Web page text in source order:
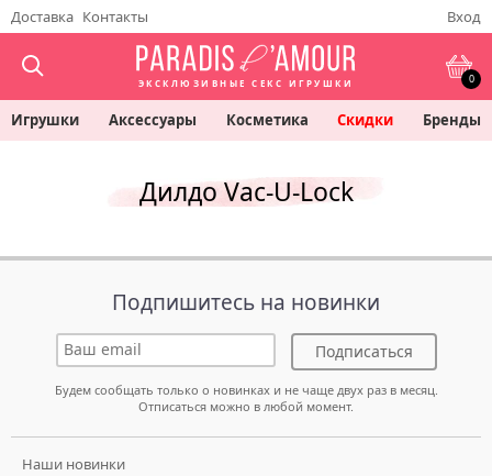
Доставка Контакты Вход
ЭКСКЛЮЗИВНЫЕ СЕКС ИГРУШКИ 0
Игрушки Аксессуары Косметика Скидки Бренды
Дилдо Vac-U-Lock
Подпишитесь на новинки
Подписаться
Будем сообщать только о новинках и не чаще двух раз в месяц.
Отписаться можно в любой момент.
Наши новинки